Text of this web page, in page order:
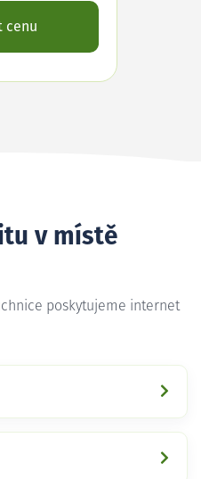
cenu
v místě
poskytujeme internet